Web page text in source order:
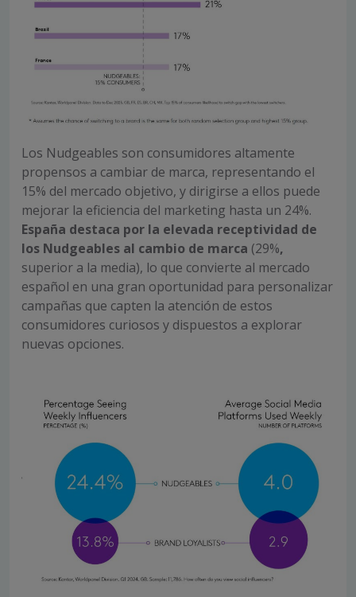
Los Nudgeables son consumidores altamente
propensos a cambiar de marca, representando el
15% del mercado objetivo, y dirigirse a ellos puede
mejorar la eficiencia del marketing hasta un 24%.
España destaca por la elevada receptividad de
los Nudgeables al cambio de marca (29%,
superior a la media), lo que convierte al mercado
español en una gran oportunidad para personalizar
campañas que capten la atención de estos
consumidores curiosos y dispuestos a explorar
nuevas opciones.